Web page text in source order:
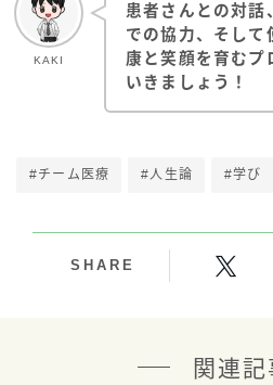
KAKI
患者さんとの対話
での協力、そして
康と笑顔を育むプ
いきましょう！
#チーム医療 #人生論 #学び
SHARE
関連記